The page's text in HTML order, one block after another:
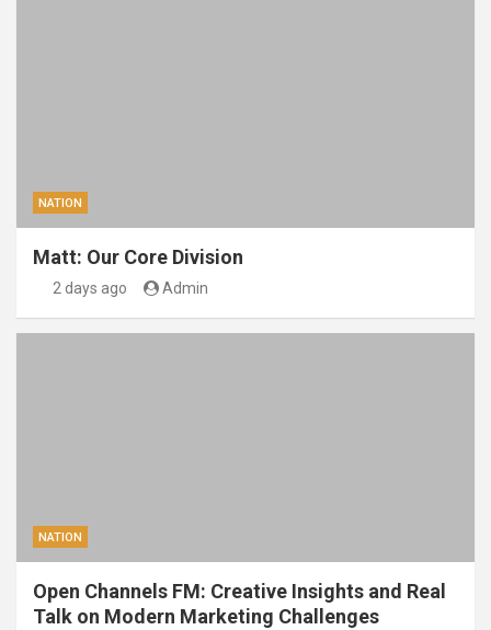
NATION
Matt: Our Core Division
2 days ago Admin
NATION
Open Channels FM: Creative Insights and Real
Talk on Modern Marketing Challenges